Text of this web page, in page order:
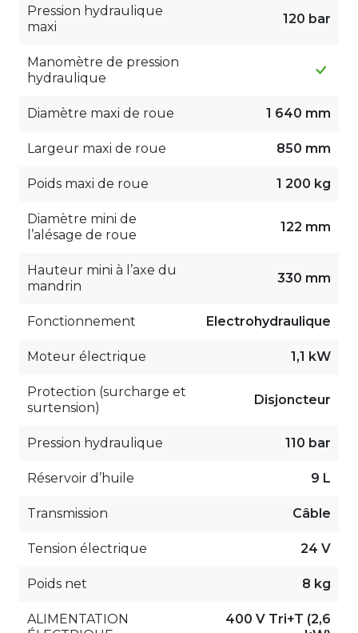
Pression hydraulique
maxi
120 bar
Manomètre de pression
hydraulique
Diamètre maxi de roue 1 640 mm
Largeur maxi de roue 850 mm
Poids maxi de roue 1 200 kg
Diamètre mini de
l’alésage de roue
122 mm
Hauteur mini à l’axe du
mandrin
330 mm
Fonctionnement Electrohydraulique
Moteur électrique 1,1 kW
Protection (surcharge et
surtension)
Disjoncteur
Pression hydraulique 110 bar
Réservoir d’huile 9 L
Transmission Câble
Tension électrique 24 V
Poids net 8 kg
ALIMENTATION
400 V Tri+T (2,6